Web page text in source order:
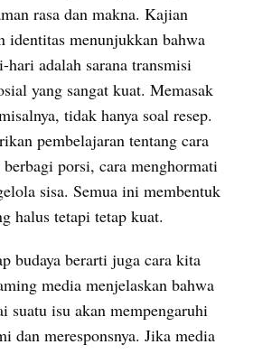
rasa dan makna. Kajian
identitas menunjukkan bahwa
adalah sarana transmisi
yang sangat kuat. Memasak
tidak hanya soal resep.
pembelajaran tentang cara
porsi, cara menghormati
sisa. Semua ini membentuk
halus tetapi tetap kuat.
budaya berarti juga cara kita
media menjelaskan bahwa
suatu isu akan mempengaruhi
dan meresponsnya. Jika media